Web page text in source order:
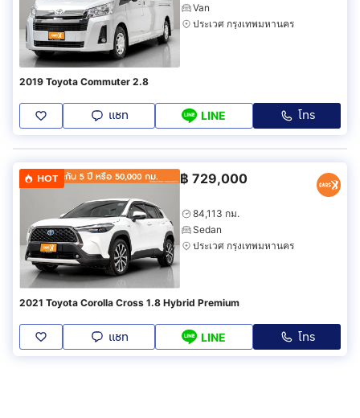
Van
ประเวศ กรุงเทพมหานคร
2019 Toyota Commuter 2.8
แชท LINE โทร
HOT ฿ 729,000
84,113 กม.
Sedan
ประเวศ กรุงเทพมหานคร
2021 Toyota Corolla Cross 1.8 Hybrid Premium
แชท LINE โทร